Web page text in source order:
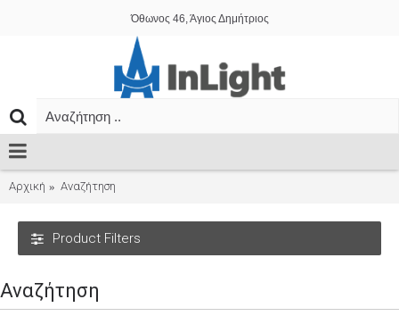
Όθωνος 46, Άγιος Δημήτριος
Αρχική Αναζήτηση
Product Filters
Αναζήτηση